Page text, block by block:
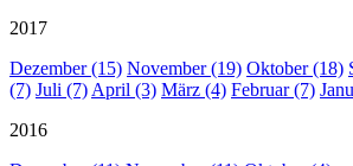
2017
Dezember (15) November (19) Oktober (18)
(7) Juli (7)April (3) März (4) Februar (7)
2016